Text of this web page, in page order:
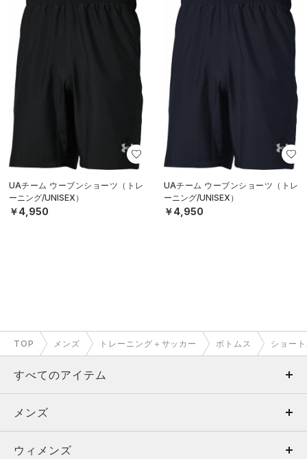
UAチーム ウーブンショーツ（トレ
ーニング/UNISEX）
￥4,950
UAチーム ウーブンショーツ（トレ
ーニング/UNISEX）
￥4,950
TOP メンズ トレーニング＋サッカー ボトムス ショー
すべてのアイテム
メンズ
ウィメンズ
メンズ
トップス
ウィメンズ